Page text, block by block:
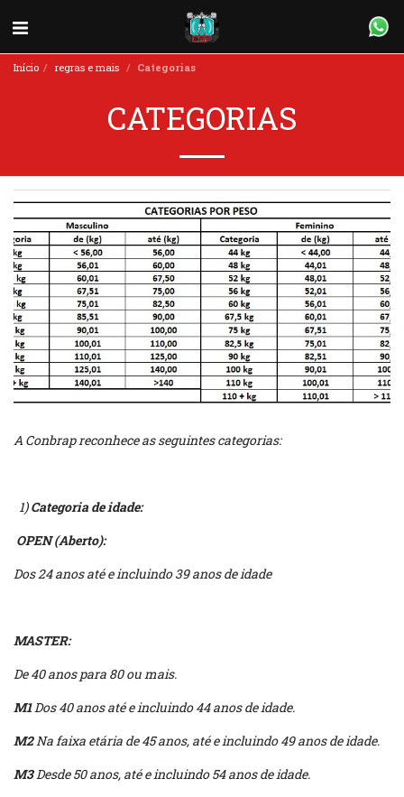
Início regras e mais Categorias
CATEGORIAS
A Conbrap reconhece as seguintes categorias:
1) Categoria de idade:
OPEN (Aberto):
Dos 24 anos até e incluindo 39 anos de idade
MASTER:
De 40 anos para 80 ou mais.
M1Dos 40 anos até e incluindo 44 anos de idade.
M2Na faixa etária de 45 anos, até e incluindo 49 anos de idade.
M3Desde 50 anos, até e incluindo 54 anos de idade.